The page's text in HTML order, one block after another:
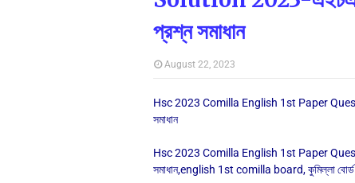
প্রশ্ন সমাধান
August 22, 2023
Hsc 2023 Comilla English 1st Paper
সমাধান
Hsc 2023 Comilla English 1st Paper
সমাধান,english 1st comilla board, কুমিল্লা বোর্ড